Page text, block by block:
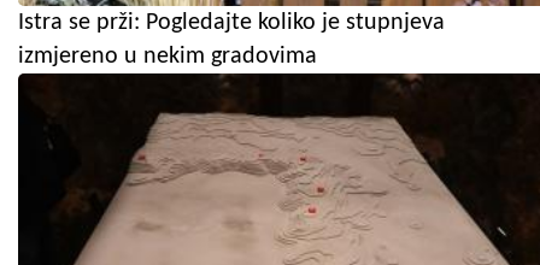
Istra se prži: Pogledajte koliko je stupnjeva
izmjereno u nekim gradovima